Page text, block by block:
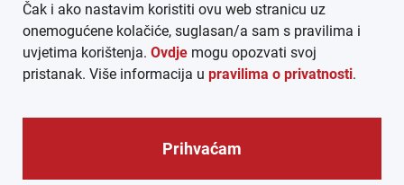
ARHIVA (PDF)
Čak i ako nastavim koristiti ovu web stranicu uz
onemogućene kolačiće, suglasan/a sam s pravilima i
uvjetima korištenja. Ovdje mogu opozvati svoj
pristanak. Više informacija u pravilima o privatnosti.
Prihvaćam